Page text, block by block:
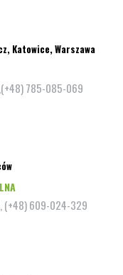
Katowice, Warszawa
785-085-069
(+48) 609-024-329